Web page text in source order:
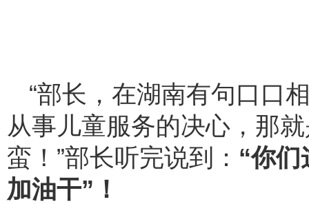
“部长，在湖南有句口口
从事儿童服务的决心，那
蛮！”部长听完说到： “你
加油干”！